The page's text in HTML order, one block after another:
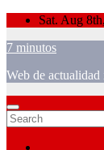
Skip
content
Sat. Aug
7 minutos
Web de actualidad